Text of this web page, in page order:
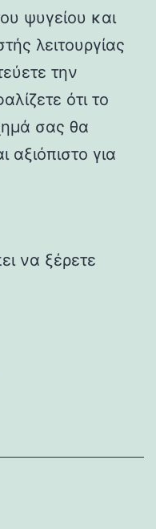
ψυγείου και
λειτουργίας
την
ότι το
σας θα
αξιόπιστο για
να ξέρετε